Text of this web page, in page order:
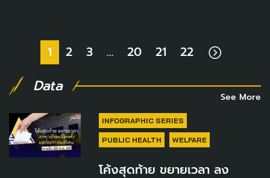
1 2 3 … 20 21 22
Data
See More
INFOGRAPHIC SERIES
PUBLIC HEALTH WELFARE
โค้งสุดท้าย ขยายเวลา ลง